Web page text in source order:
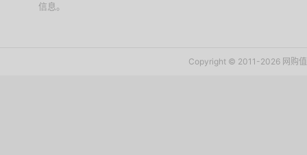
信息。
Copyright © 2011-2026 网购